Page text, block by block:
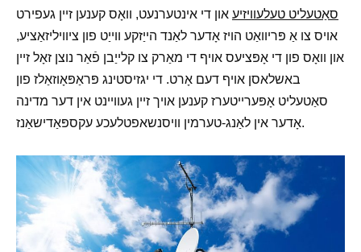
סאַטעליט טעלעוויזיע און די אינטערנעט, וואָס קענען זיין געפירט
אויס צו אַ פּריוואַט הויז אָדער לאַנד הייַזקע ווייַט פון ציוויליזאַציע,
און וואָס פון די אָפּציעס אויף די מאַרק צו קלייַבן פֿאַר נוצן זאָל זיין
באשלאסן אויף דעם אָרט. די יגזיסטינג פּראַפּאָוזאַלז פון
סאַטעליט אָפּערייטערז קענען אויך זיין געוויינט אין דער מדינה
אָדער אין לאַנג-טערמין וויסנשאפטלעכע עקספּאַדישאַנז.